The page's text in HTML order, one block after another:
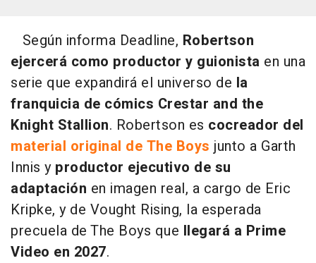
Según informa Deadline, Robertson
ejercerá como productor y guionista en una
serie que expandirá el universo de la
franquicia de cómics Crestar and the
Knight Stallion. Robertson es cocreador del
material original de The Boys junto a Garth
Innis y productor ejecutivo de su
adaptación en imagen real, a cargo de Eric
Kripke, y de Vought Rising, la esperada
precuela de The Boys que llegará a Prime
Video en 2027.